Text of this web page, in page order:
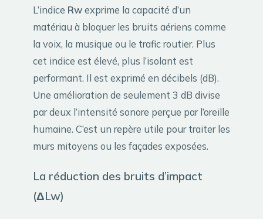
L’indice Rwexprime la capacité d’un
matériau à bloquer les bruits aériens comme
la voix, la musique ou le trafic routier. Plus
cet indice est élevé, plus l’isolant est
performant. Il est exprimé en décibels (dB).
Une amélioration de seulement 3 dB divise
par deux l’intensité sonore perçue par l’oreille
humaine. C’est un repère utile pour traiter les
murs mitoyens ou les façades exposées.
La réduction des bruits d’impact
(ΔLw)